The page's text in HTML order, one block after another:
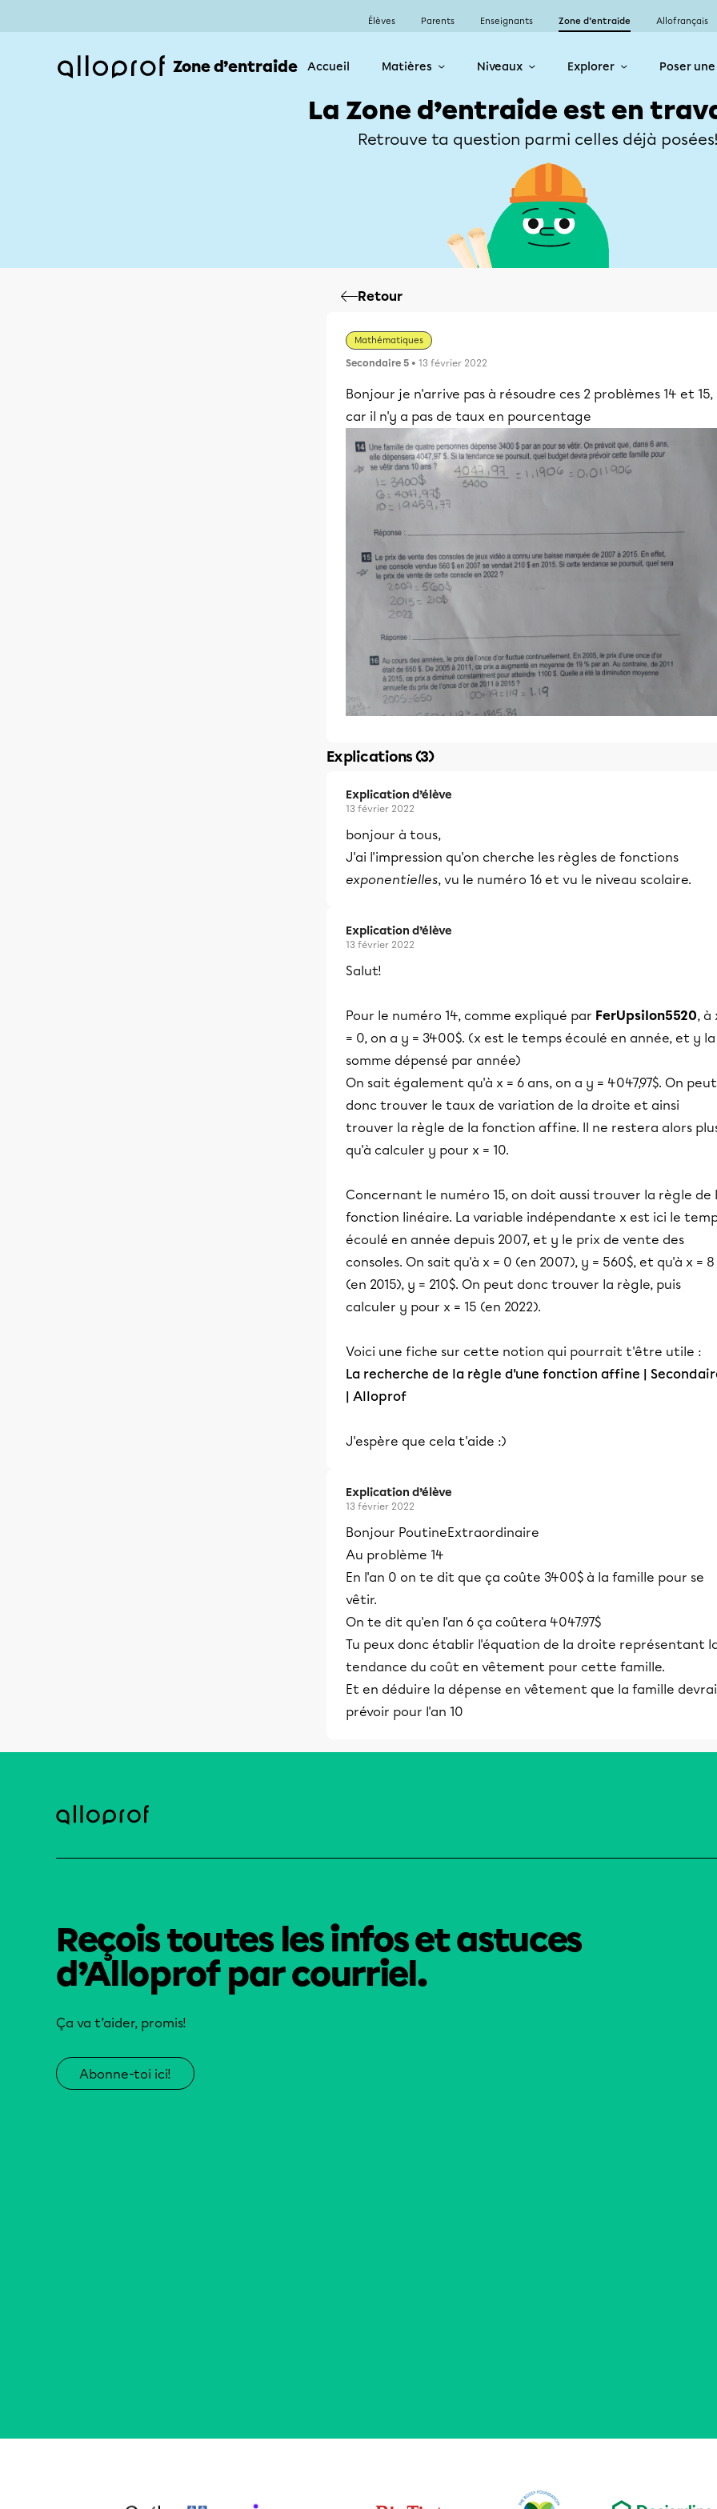
Élèves Parents Enseignants Zone d’entraide Allofrançais
Zone d’entraide Accueil Matières Niveaux Explorer Poser
La Zone d’entraide est en
Retrouve ta question parmi celles déjà
Retour
Mathématiques
Secondaire 5 • 13 février 2022
Bonjour je n'arrive pas à résoudre ces 2 problèmes 14 et 15,
car il n'y a pas de taux en pourcentage
Explications (3)
Explication d’élève
13 février 2022
bonjour à tous,
J'ai l'impression qu'on cherche les règles de fonctions
exponentielles, vu le numéro 16 et vu le niveau scolaire.
Explication d’élève
13 février 2022
Salut!
Pour le numéro 14, comme expliqué par FerUpsilon5520, à
= 0, on a y = 3400$. (x est le temps écoulé en année, et y la
somme dépensé par année)
On sait également qu'à x = 6 ans, on a y = 4047,97$. On peut
donc trouver le taux de variation de la droite et ainsi
trouver la règle de la fonction affine. Il ne restera alors
qu'à calculer y pour x = 10.
Concernant le numéro 15, on doit aussi trouver la règle de
fonction linéaire. La variable indépendante x est ici le
écoulé en année depuis 2007, et y le prix de vente des
consoles. On sait qu'à x = 0 (en 2007), y = 560$, et qu'à x = 8
(en 2015), y = 210$. On peut donc trouver la règle, puis
calculer y pour x = 15 (en 2022).
Voici une fiche sur cette notion qui pourrait t'être utile :
La recherche de la règle d'une fonction affine |
| Alloprof
J'espère que cela t'aide :)
Explication d’élève
13 février 2022
Bonjour PoutineExtraordinaire
Au problème 14
En l'an 0 on te dit que ça coûte 3400$ à la famille pour se
vêtir.
On te dit qu'en l'an 6 ça coûtera 4047.97$
Tu peux donc établir l'équation de la droite représentant
tendance du coût en vêtement pour cette famille.
Et en déduire la dépense en vêtement que la famille
prévoir pour l'an 10
Reçois toutes les infos et astuces
d’Alloprof par courriel.
Ça va t’aider, promis!
Abonne-toi ici!